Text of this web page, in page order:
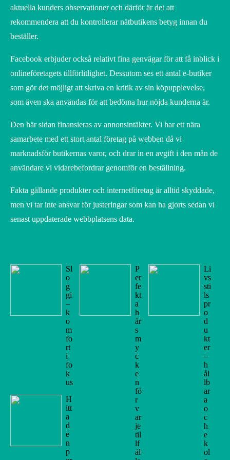
aktuella kunders observationer och därför är det att
rekommendera att du kontrollerar nätbutikens betyg innan du
beställer.
Facebook erbjuder också relativt fina genvägar för att få inblick i
onlineföretagets tillförlitlighet. Dessutom ses ett antal e-butiker
som gör det möjligt att skriva en kritik av sin köpupplevelse,
som även ska användas för att bedöma hur nöjda kunderna är.
Den här sidan finansieras av annonsintäkter. Vi har ett nära
samarbete med ett stort antal företag på webben då vi
marknadsför butikernas varor, och drar in en avgift i den mån de
användare vi vidarebefordrar genomför en beställning.
Fakta gällande produkter och internetföretag är alltid skyddade,
men vi tar inte ansvar för justeringar som kan ha gjorts sedan vi
senast uppdaterade webbplatsens data.
Sl
o
g
gi
–
k
o
m
fo
rt
i
fo
k
us
H
itt
a
d
e
n
p
P
er
fe
kt
a
h
år
s
m
y
c
k
e
n
fö
r
v
ar
je
til
lf
äl
Li
vs
sti
ls
pr
o
d
u
kt
er
–
h
ål
lb
ar
a
o
c
h
e
k
ol